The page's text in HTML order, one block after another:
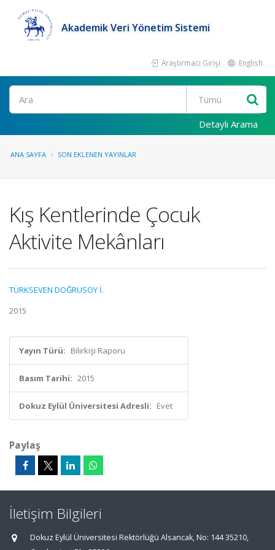
Akademik Veri Yönetim Sistemi
Araştırmacı Girişi English
Ara
Detaylı Arama
ANA SAYFA SON EKLENEN YAYINLAR
Kış Kentlerinde Çocuk
Aktivite Mekânları
TÜRKSEVEN DOĞRUSOY İ.
2015
Yayın Türü: Bilirkişi Raporu
Basım Tarihi: 2015
Dokuz Eylül Üniversitesi Adresli: Evet
Paylaş
İletişim Bilgileri
Dokuz Eylül Üniversitesi Rektörlüğü Alsancak, No: 144 35210,